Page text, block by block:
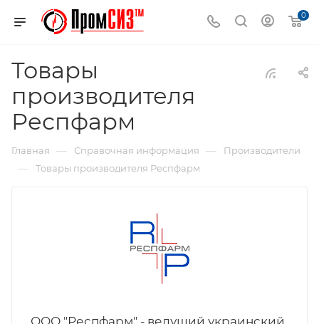
0
Товары
производителя
Респфарм
Главная — Справочная информация — Производители
— Товары производителя Респфарм
ООО "Респфарм" - ведущий украинский